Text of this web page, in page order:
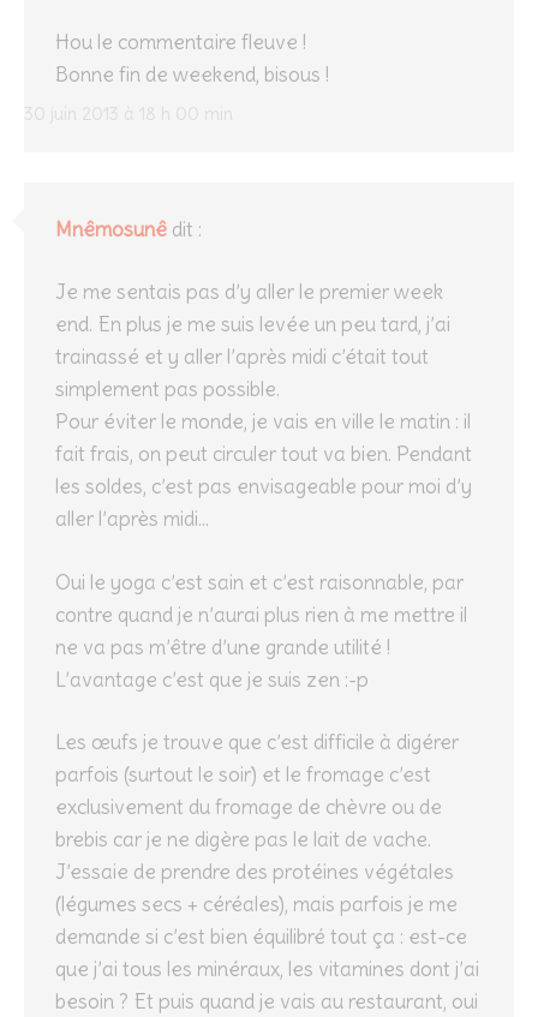
30 juin 2013 à 18 h 00 min
Hou le commentaire fleuve !
Bonne fin de weekend, bisous !
Mnêmosunê dit :
Je me sentais pas d’y aller le premier week
end. En plus je me suis levée un peu tard, j’ai
trainassé et y aller l’après midi c’était tout
simplement pas possible.
Pour éviter le monde, je vais en ville le matin : il
fait frais, on peut circuler tout va bien. Pendant
les soldes, c’est pas envisageable pour moi d’y
aller l’après midi…
Oui le yoga c’est sain et c’est raisonnable, par
contre quand je n’aurai plus rien à me mettre il
ne va pas m’être d’une grande utilité !
L’avantage c’est que je suis zen :-p
Les œufs je trouve que c’est difficile à digérer
parfois (surtout le soir) et le fromage c’est
exclusivement du fromage de chèvre ou de
brebis car je ne digère pas le lait de vache.
J’essaie de prendre des protéines végétales
(légumes secs + céréales), mais parfois je me
demande si c’est bien équilibré tout ça : est-ce
que j’ai tous les minéraux, les vitamines dont j’ai
besoin ? Et puis quand je vais au restaurant, oui